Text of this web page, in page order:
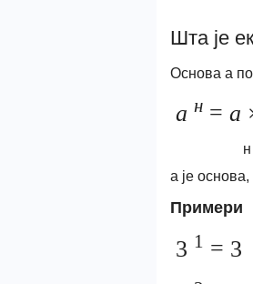
Шта је
Основа а
а н = а
н
а је основа,
Примери
3 1 = 3